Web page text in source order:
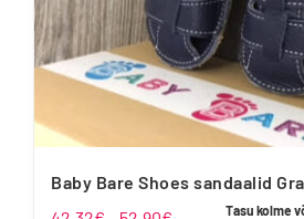
Baby Bare Shoes sandaalid
Tasu kolme